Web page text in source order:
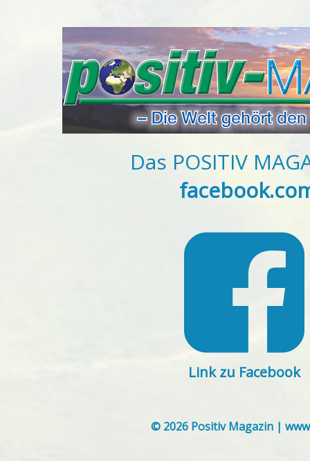
Das POSITIV
Link zu Facebook
© 2026 Positiv Magazin |